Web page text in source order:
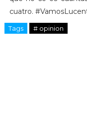
cuatro.
Tags # opinion